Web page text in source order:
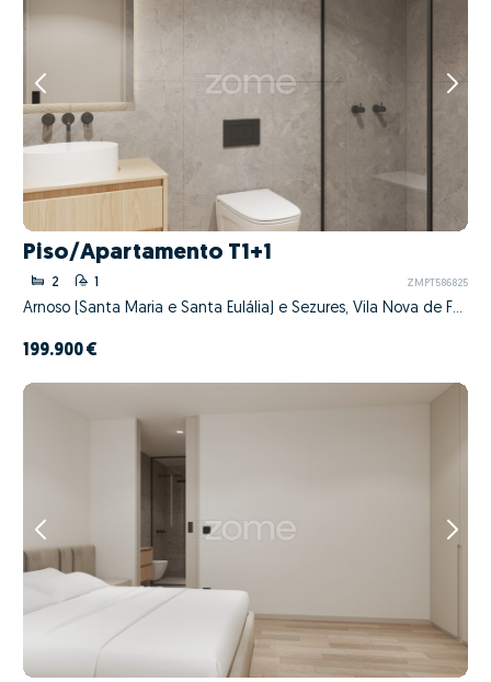
Piso/Apartamento T1+1
2 1 ZMPT586825
Arnoso (Santa Maria e Santa Eulália) e Sezures, Vila Nova de Famalicão, Braga
199.900 €